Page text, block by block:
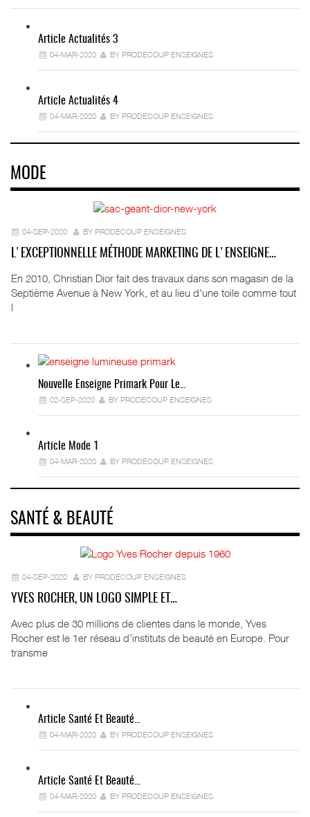
Article Actualités 3
04-MAR-2020 BY PRODECOUP ENSEIGNES
Article Actualités 4
04-MAR-2020 BY PRODECOUP ENSEIGNES
MODE
04-SEP-2020 BY PRODECOUP ENSEIGNES
L'EXCEPTIONNELLE MÉTHODE MARKETING DE L'ENSEIGNE…
En 2010, Christian Dior fait des travaux dans son magasin de la
Septième Avenue à New York, et au lieu d'une toile comme tout
l
Nouvelle Enseigne Primark Pour Le…
02-SEP-2020 BY PRODECOUP ENSEIGNES
Article Mode 1
04-MAR-2020 BY PRODECOUP ENSEIGNES
SANTÉ & BEAUTÉ
04-SEP-2020 BY PRODECOUP ENSEIGNES
YVES ROCHER, UN LOGO SIMPLE ET…
Avec plus de 30 millions de clientes dans le monde, Yves
Rocher est le 1er réseau d’instituts de beauté en Europe. Pour
transme
Article Santé Et Beauté…
04-MAR-2020 BY PRODECOUP ENSEIGNES
Article Santé Et Beauté…
04-MAR-2020 BY PRODECOUP ENSEIGNES